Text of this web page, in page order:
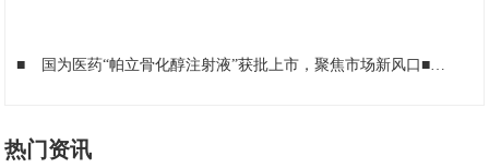
■ 国为医药“帕立骨化醇注射液”获批上市，聚焦市场新风口■
热门资讯